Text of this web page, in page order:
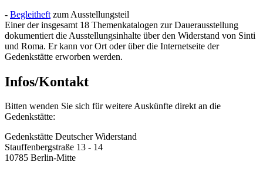
- Begleitheft zum Ausstellungsteil
Einer der insgesamt 18 Themenkatalogen zur Dauerausstellung
dokumentiert die Ausstellungsinhalte über den Widerstand von Sinti
und Roma. Er kann vor Ort oder über die Internetseite der
Gedenkstätte erworben werden.
Infos/Kontakt
Bitten wenden Sie sich für weitere Auskünfte direkt an die
Gedenkstätte:
Gedenkstätte Deutscher Widerstand
Stauffenbergstraße 13 - 14
10785 Berlin-Mitte